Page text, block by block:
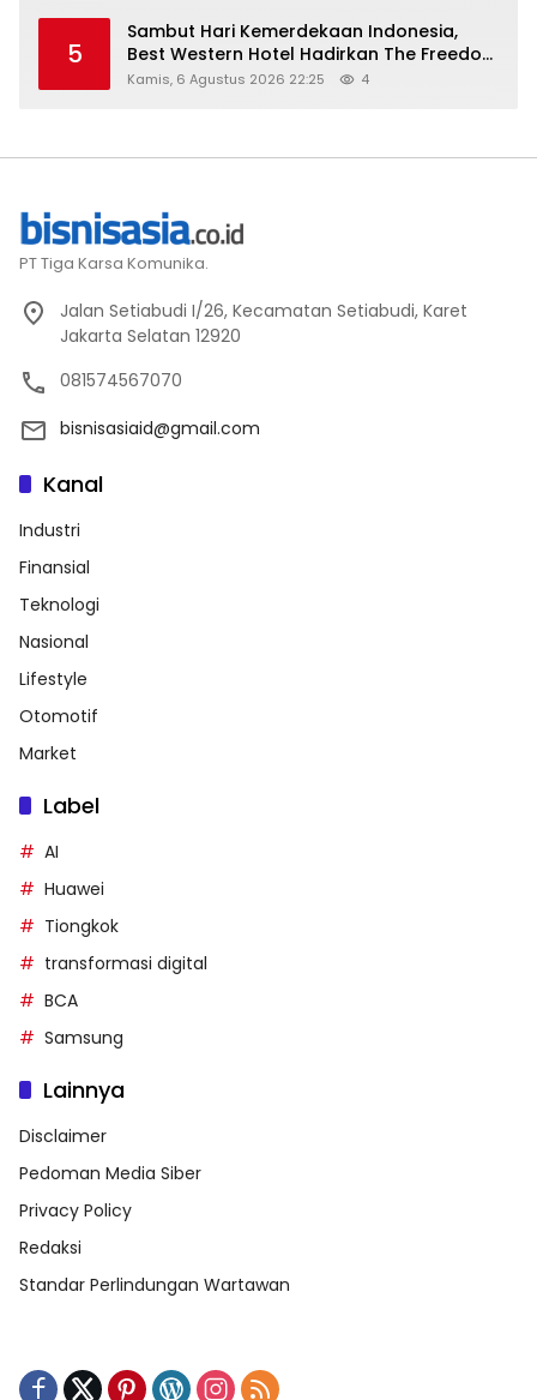
5
Sambut Hari Kemerdekaan Indonesia,
Best Western Hotel Hadirkan The Freedom
Stay Diskon Hingga 45%
Kamis, 6 Agustus 2026 22:25 4
PT Tiga Karsa Komunika.
Jalan Setiabudi I/26, Kecamatan Setiabudi, Karet
Jakarta Selatan 12920
081574567070
bisnisasiaid@gmail.com
Kanal
Industri
Finansial
Teknologi
Nasional
Lifestyle
Otomotif
Market
Label
AI
Huawei
Tiongkok
transformasi digital
BCA
Samsung
Lainnya
Disclaimer
Pedoman Media Siber
Privacy Policy
Redaksi
Standar Perlindungan Wartawan